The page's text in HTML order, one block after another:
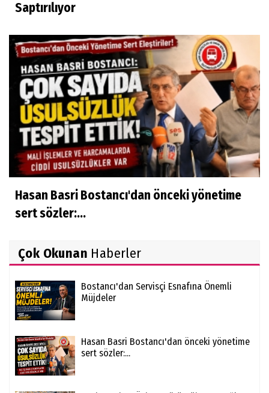
Saptırılıyor
Hasan Basri Bostancı'dan önceki yönetime
sert sözler:...
Çok Okunan Haberler
Bostancı'dan Servisçi Esnafına Önemli
Müjdeler
Hasan Basri Bostancı'dan önceki yönetime
sert sözler:...